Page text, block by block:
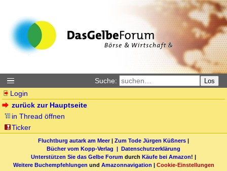
Suche: Los
Login
zurück zur Hauptseite
in Thread öffnen
Ticker
Fluchtburg autark am Meer| Zum Tode Jürgen Küßners |
Bücher vom Kopp-Verlag | Datenschutzerklärung
Unterstützen Sie das Gelbe Forum durch Käufe bei Amazon! |
Weitere Buchempfehlungen und Amazonnavigation | Cookie-Einstellungen